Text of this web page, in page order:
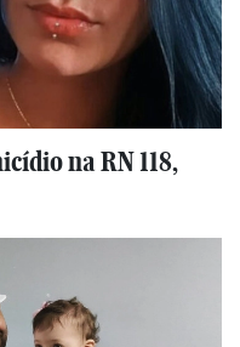
na RN 118,